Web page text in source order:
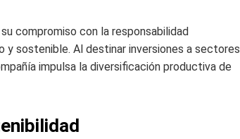
compromiso con la responsabilidad
y sostenible. Al destinar inversiones a sectores
impulsa la diversificación productiva de